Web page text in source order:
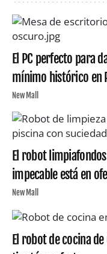
El PC perfecto para
mínimo histórico en
New Mall
El robot
impecable está en
New Mall
El robot de cocina